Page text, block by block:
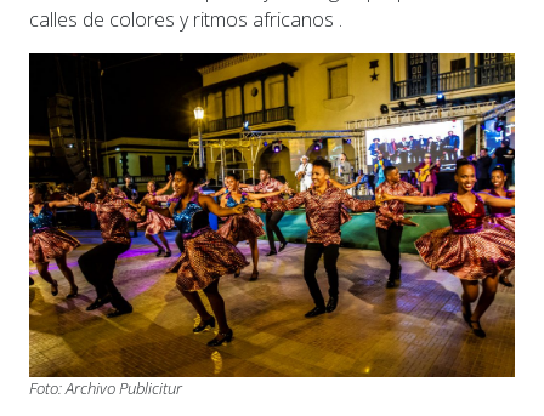
calles de colores y ritmos africanos .
Foto: Archivo Publicitur